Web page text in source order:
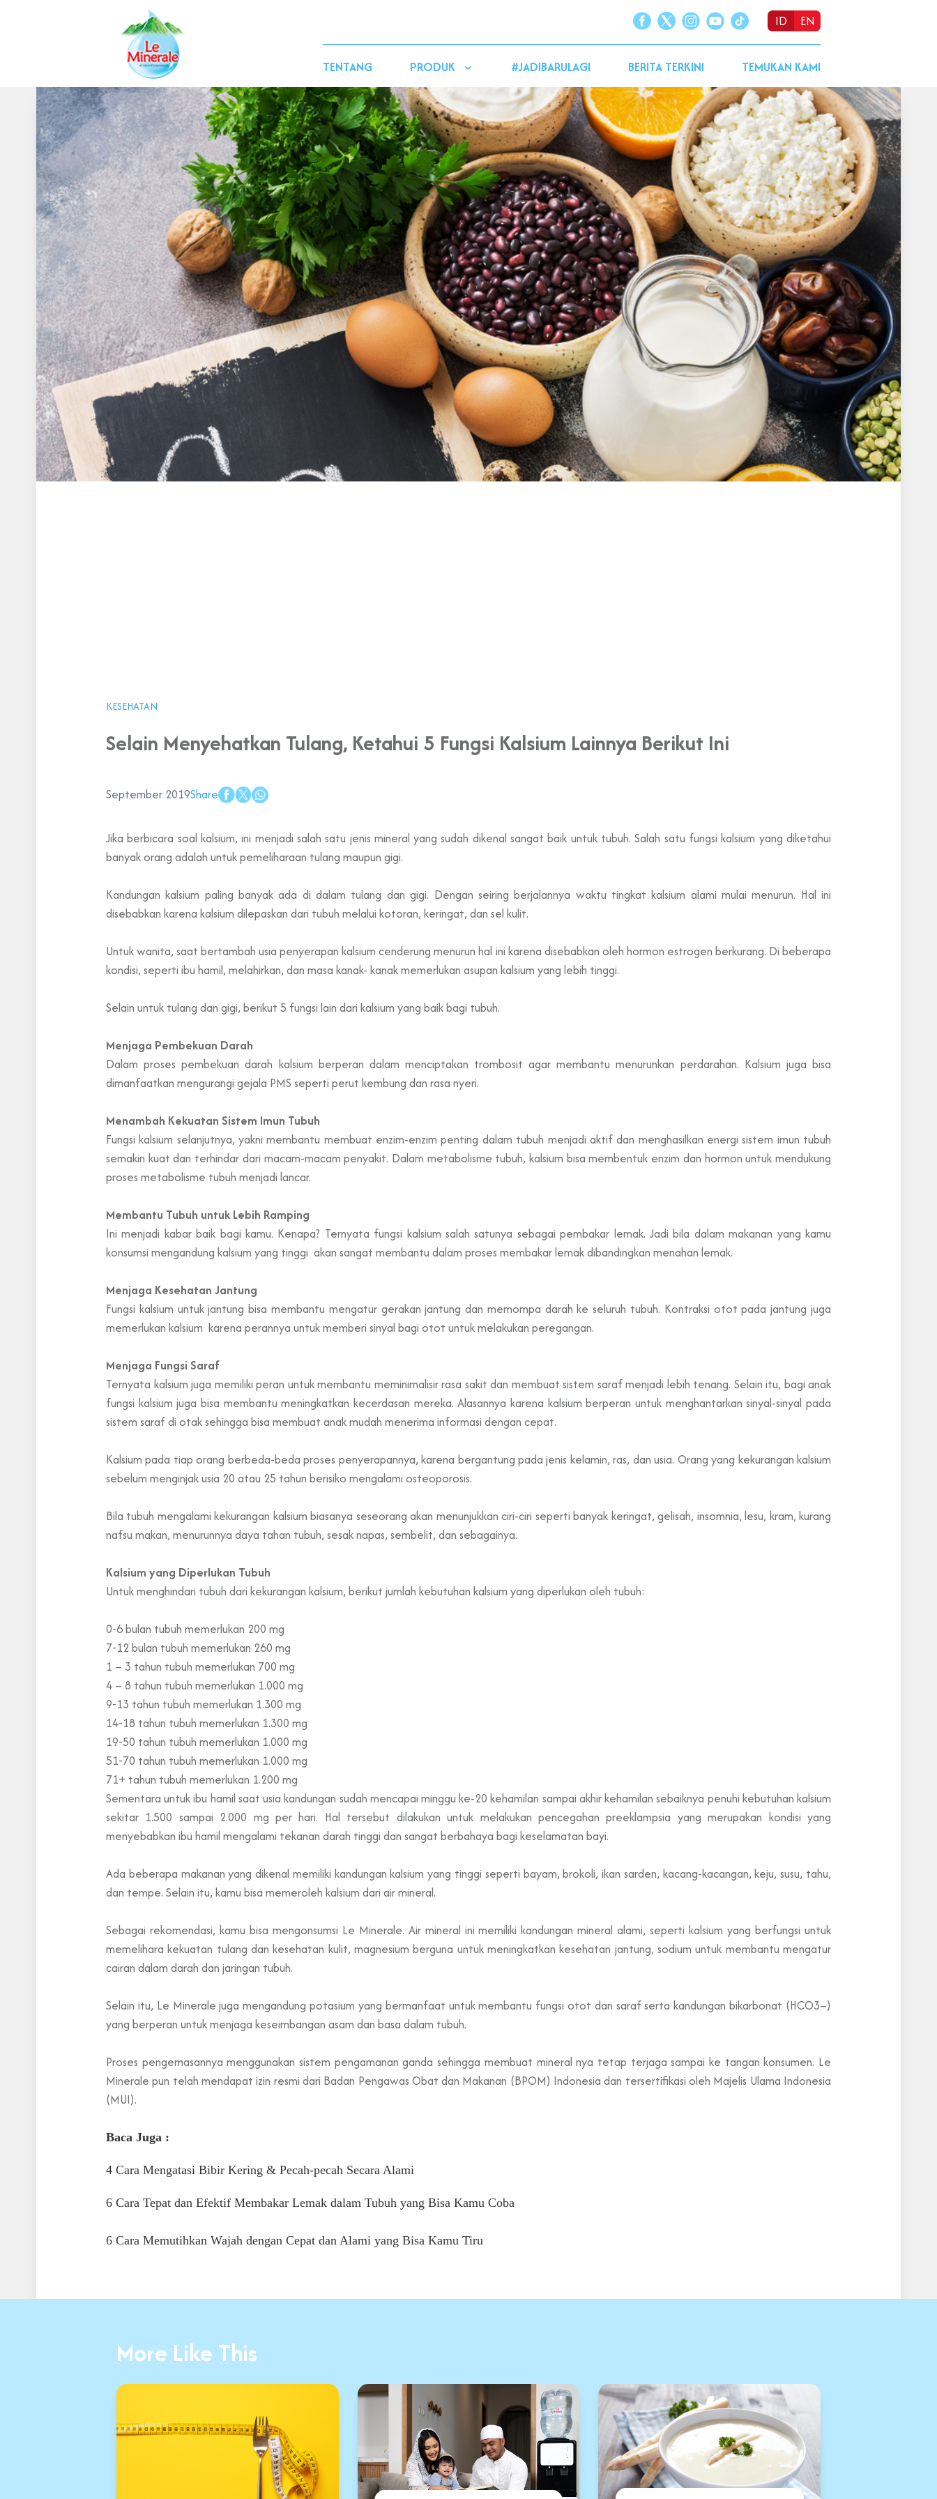
ID EN
TENTANG PRODUK #JADIBARULAGI BERITA TERKINI TEMUKAN KAMI
KESEHATAN
Selain Menyehatkan Tulang, Ketahui 5 Fungsi Kalsium Lainnya Berikut Ini
September 2019Share
Jika berbicara soal kalsium, ini menjadi salah satu jenis mineral yang sudah dikenal sangat baik untuk tubuh. Salah satu fungsi kalsium yang diketahui
banyak orang adalah untuk pemeliharaan tulang maupun gigi.
Kandungan kalsium paling banyak ada di dalam tulang dan gigi. Dengan seiring berjalannya waktu tingkat kalsium alami mulai menurun. Hal ini
disebabkan karena kalsium dilepaskan dari tubuh melalui kotoran, keringat, dan sel kulit.
Untuk wanita, saat bertambah usia penyerapan kalsium cenderung menurun hal ini karena disebabkan oleh hormon estrogen berkurang. Di beberapa
kondisi, seperti ibu hamil, melahirkan, dan masa kanak- kanak memerlukan asupan kalsium yang lebih tinggi.
Selain untuk tulang dan gigi, berikut 5 fungsi lain dari kalsium yang baik bagi tubuh.
Menjaga Pembekuan Darah
Dalam proses pembekuan darah kalsium berperan dalam menciptakan trombosit agar membantu menurunkan perdarahan. Kalsium juga bisa
dimanfaatkan mengurangi gejala PMS seperti perut kembung dan rasa nyeri.
Menambah Kekuatan Sistem Imun Tubuh
Fungsi kalsium selanjutnya, yakni membantu membuat enzim-enzim penting dalam tubuh menjadi aktif dan menghasilkan energi sistem imun tubuh
semakin kuat dan terhindar dari macam-macam penyakit. Dalam metabolisme tubuh, kalsium bisa membentuk enzim dan hormon untuk mendukung
proses metabolisme tubuh menjadi lancar.
Membantu Tubuh untuk Lebih Ramping
Ini menjadi kabar baik bagi kamu. Kenapa? Ternyata fungsi kalsium salah satunya sebagai pembakar lemak. Jadi bila dalam makanan yang kamu
konsumsi mengandung kalsium yang tinggi akan sangat membantu dalam proses membakar lemak dibandingkan menahan lemak.
Menjaga Kesehatan Jantung
Fungsi kalsium untuk jantung bisa membantu mengatur gerakan jantung dan memompa darah ke seluruh tubuh. Kontraksi otot pada jantung juga
memerlukan kalsium karena perannya untuk memberi sinyal bagi otot untuk melakukan peregangan.
Menjaga Fungsi Saraf
Ternyata kalsium juga memiliki peran untuk membantu meminimalisir rasa sakit dan membuat sistem saraf menjadi lebih tenang. Selain itu, bagi anak
fungsi kalsium juga bisa membantu meningkatkan kecerdasan mereka. Alasannya karena kalsium berperan untuk menghantarkan sinyal-sinyal pada
sistem saraf di otak sehingga bisa membuat anak mudah menerima informasi dengan cepat.
Kalsium pada tiap orang berbeda-beda proses penyerapannya, karena bergantung pada jenis kelamin, ras, dan usia. Orang yang kekurangan kalsium
sebelum menginjak usia 20 atau 25 tahun berisiko mengalami osteoporosis.
Bila tubuh mengalami kekurangan kalsium biasanya seseorang akan menunjukkan ciri-ciri seperti banyak keringat, gelisah, insomnia, lesu, kram, kurang
nafsu makan, menurunnya daya tahan tubuh, sesak napas, sembelit, dan sebagainya.
Kalsium yang Diperlukan Tubuh
Untuk menghindari tubuh dari kekurangan kalsium, berikut jumlah kebutuhan kalsium yang diperlukan oleh tubuh:
0-6 bulan tubuh memerlukan 200 mg
7-12 bulan tubuh memerlukan 260 mg
1 – 3 tahun tubuh memerlukan 700 mg
4 – 8 tahun tubuh memerlukan 1.000 mg
9-13 tahun tubuh memerlukan 1.300 mg
14-18 tahun tubuh memerlukan 1.300 mg
19-50 tahun tubuh memerlukan 1.000 mg
51-70 tahun tubuh memerlukan 1.000 mg
71+ tahun tubuh memerlukan 1.200 mg
Sementara untuk ibu hamil saat usia kandungan sudah mencapai minggu ke-20 kehamilan sampai akhir kehamilan sebaiknya penuhi kebutuhan kalsium
sekitar 1.500 sampai 2.000 mg per hari. Hal tersebut dilakukan untuk melakukan pencegahan preeklampsia yang merupakan kondisi yang
menyebabkan ibu hamil mengalami tekanan darah tinggi dan sangat berbahaya bagi keselamatan bayi.
Ada beberapa makanan yang dikenal memiliki kandungan kalsium yang tinggi seperti bayam, brokoli, ikan sarden, kacang-kacangan, keju, susu, tahu,
dan tempe. Selain itu, kamu bisa memeroleh kalsium dari air mineral.
Sebagai rekomendasi, kamu bisa mengonsumsi Le Minerale. Air mineral ini memiliki kandungan mineral alami, seperti kalsium yang berfungsi untuk
memelihara kekuatan tulang dan kesehatan kulit, magnesium berguna untuk meningkatkan kesehatan jantung, sodium untuk membantu mengatur
cairan dalam darah dan jaringan tubuh.
Selain itu, Le Minerale juga mengandung potasium yang bermanfaat untuk membantu fungsi otot dan saraf serta kandungan bikarbonat (HCO3–)
yang berperan untuk menjaga keseimbangan asam dan basa dalam tubuh.
Proses pengemasannya menggunakan sistem pengamanan ganda sehingga membuat mineral nya tetap terjaga sampai ke tangan konsumen. Le
Minerale pun telah mendapat izin resmi dari Badan Pengawas Obat dan Makanan (BPOM) Indonesia dan tersertifikasi oleh Majelis Ulama Indonesia
(MUI).
Baca Juga :
4 Cara Mengatasi Bibir Kering & Pecah-pecah Secara Alami
6 Cara Tepat dan Efektif Membakar Lemak dalam Tubuh yang Bisa Kamu Coba
6 Cara Memutihkan Wajah dengan Cepat dan Alami yang Bisa Kamu Tiru
More Like This